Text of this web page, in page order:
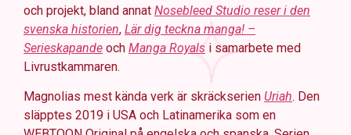
och projekt, bland annat Nosebleed Studio reser i den
svenska historien, Lär dig teckna manga! –
Serieskapande och Manga Royals i samarbete med
Livrustkammaren.
Magnolias mest kända verk är skräckserien Uriah. Den
släpptes 2019 i USA och Latinamerika som en